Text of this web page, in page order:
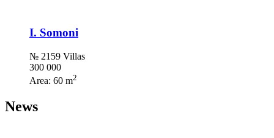
I. Somoni
№ 2159 Villas
300 000
Area: 60 m2
News